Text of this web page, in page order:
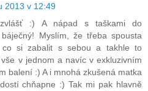
2013 v 12:49
:) A nápad s taškami do
Myslím, že třeba spousta
co si zabalit s sebou a takhle to
v jednom a navíc v exkluzivním
balení :) A i mnohá zkušená matka
chňapne :) Tak mi pak hlavně